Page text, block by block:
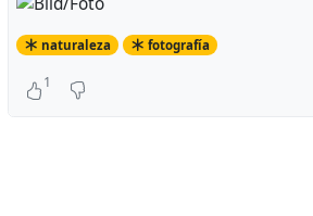
naturaleza fotografía
1